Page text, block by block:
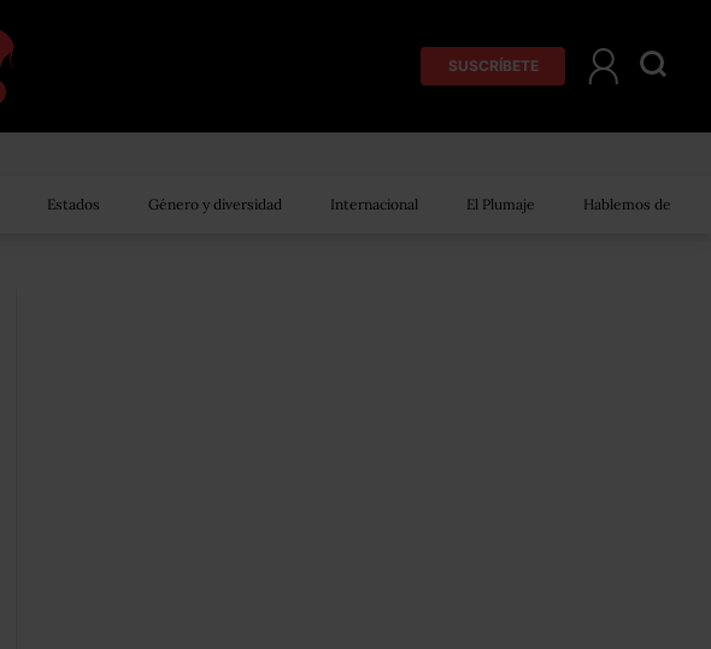
SUSCRÍBETE
Estados Género y diversidad Internacional El Plumaje Hablemos de